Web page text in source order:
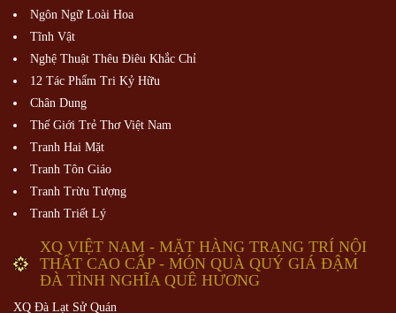
Ngôn Ngữ Loài Hoa
Tĩnh Vật
Nghệ Thuật Thêu Điêu Khắc Chỉ
12 Tác Phẩm Tri Kỷ Hữu
Chân Dung
Thế Giới Trẻ Thơ Việt Nam
Tranh Hai Mặt
Tranh Tôn Giáo
Tranh Trừu Tượng
Tranh Triết Lý
XQ VIỆT NAM - MẶT HÀNG TRANG TRÍ NỘI
THẤT CAO CẤP - MÓN QUÀ QUÝ GIÁ ĐẬM
ĐÀ TÌNH NGHĨA QUÊ HƯƠNG
XQ Đà Lạt Sử Quán